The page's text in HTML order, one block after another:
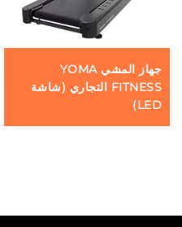
جهاز المشي YOMA
FITNESS التجاري (شاشة
LED)